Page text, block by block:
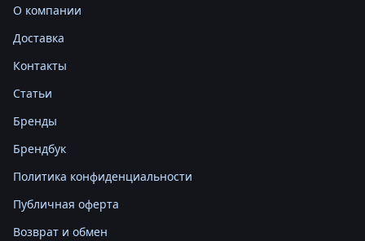
О компании
Доставка
Контакты
Статьи
Бренды
Брендбук
Политика конфиденциальности
Публичная оферта
Возврат и обмен